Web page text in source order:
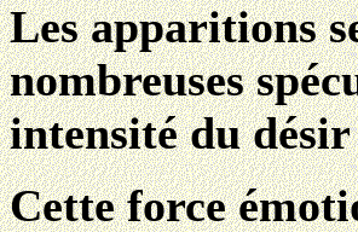
Les apparitions
nombreuses
intensité du
Cette force